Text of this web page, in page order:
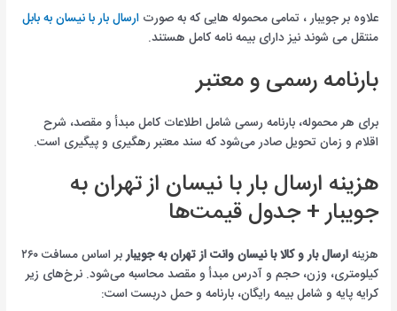
علاوه بر جویبار ، تمامی محموله هایی که به صورتارسال بار با نیسان به بابل
منتقل می شوند نیز دارای بیمه نامه کامل هستند.
بارنامه رسمی و معتبر
برای هر محموله، بارنامه رسمی شامل اطلاعات کامل مبدأ و مقصد، شرح
اقلام و زمان تحویل صادر می‌شود که سند معتبر رهگیری و پیگیری است.
هزینه ارسال بار با نیسان از تهران به
جویبار + جدول قیمت‌ها
هزینهارسال بار و کالا با نیسان وانت از تهران به جویبار
بر اساس مسافت ۲۶۰
کیلومتری، وزن، حجم و آدرس مبدأ و مقصد محاسبه می‌شود. نرخ‌های زیر
کرایه پایه و شامل بیمه رایگان، بارنامه و حمل دربست است: